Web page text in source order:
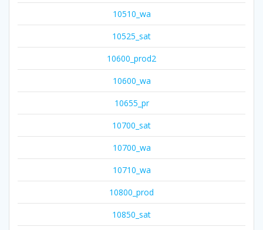
10510_wa
10525_sat
10600_prod2
10600_wa
10655_pr
10700_sat
10700_wa
10710_wa
10800_prod
10850_sat